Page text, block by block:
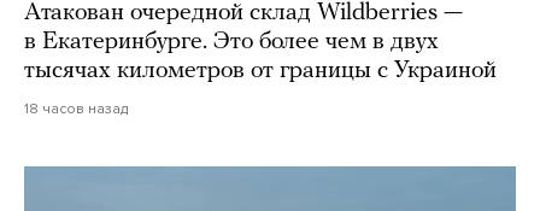
Атакован очередной склад Wildberries —
в Екатеринбурге. Это более чем в двух
тысячах километров от границы с Украиной
18 часов назад